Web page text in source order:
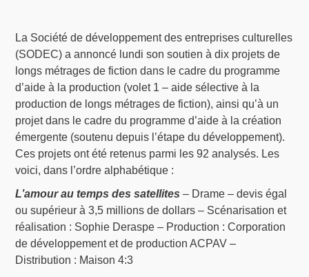
La Société de développement des entreprises culturelles
(SODEC) a annoncé lundi son soutien à dix projets de
longs métrages de fiction dans le cadre du programme
d’aide à la production (volet 1 – aide sélective à la
production de longs métrages de fiction), ainsi qu’à un
projet dans le cadre du programme d’aide à la création
émergente (soutenu depuis l’étape du développement).
Ces projets ont été retenus parmi les 92 analysés. Les
voici, dans l’ordre alphabétique :
L’amour au temps des satellites – Drame – devis égal
ou supérieur à 3,5 millions de dollars – Scénarisation et
réalisation : Sophie Deraspe – Production : Corporation
de développement et de production ACPAV –
Distribution : Maison 4:3